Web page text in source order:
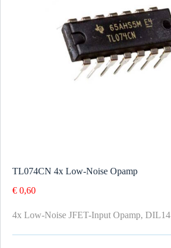
TL074CN 4x Low-Noise Opamp
€ 0,60
4x Low-Noise JFET-Input Opamp, DIL14